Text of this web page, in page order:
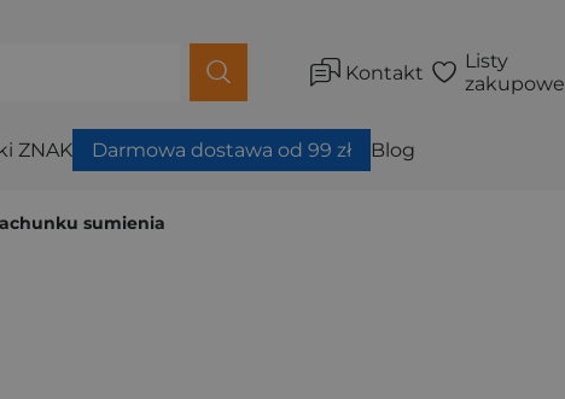
Kontakt
Listy
zakupowe
ZNAK Darmowa dostawa od 99 zł Blog
sumienia